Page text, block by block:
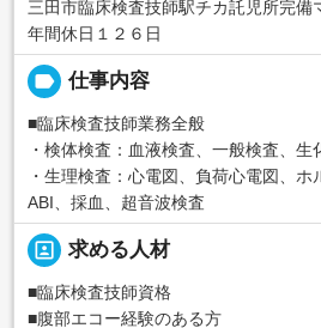
三田市臨床検査技師駅チカ託児所完備
年間休日１２６日
label 仕事内容
■臨床検査技師業務全般
・検体検査：血液検査、一般検査、生
・生理検査：心電図、負荷心電図、ホ
ABI、採血、超音波検査
portrait 求める人材
■臨床検査技師資格
■腹部エコー経験のある方